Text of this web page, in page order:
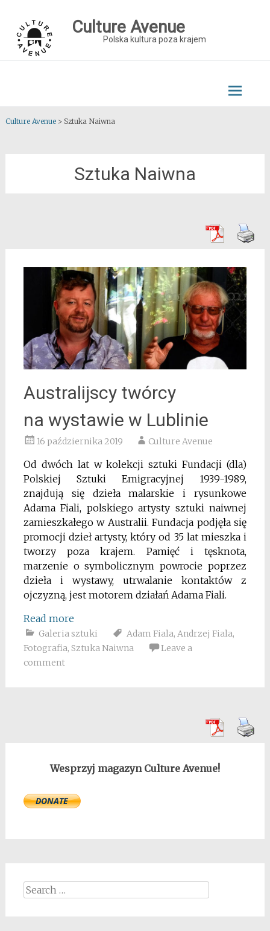
content
Culture Avenue
Polska kultura poza krajem
Culture Avenue> Sztuka Naiwna
Sztuka Naiwna
Australijscy twórcy
na wystawie w Lublinie
16 października 2019 Culture Avenue
Od dwóch lat w kolekcji sztuki Fundacji (dla)
Polskiej Sztuki Emigracyjnej 1939-1989,
znajdują się dzieła malarskie i rysunkowe
Adama Fiali, polskiego artysty sztuki naiwnej
zamieszkałego w Australii. Fundacja podjęła się
promocji dzieł artysty, który od 35 lat mieszka i
tworzy poza krajem. Pamięć i tęsknota,
marzenie o symbolicznym powrocie poprzez
dzieła i wystawy, utrwalanie kontaktów z
ojczyzną, jest motorem działań Adama Fiali.
Read more
Galeria sztuki Adam Fiala, Andrzej Fiala,
Fotografia, Sztuka Naiwna
Leave a
comment
Wesprzyj magazyn Culture Avenue!
Search
for: